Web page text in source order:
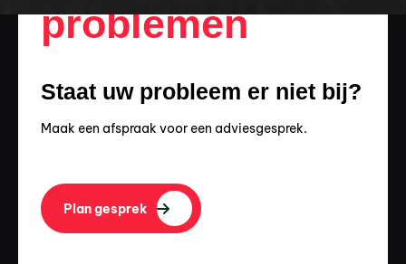
problemen
Staat uw probleem er niet bij?
Maak een afspraak voor een adviesgesprek.
Plan gesprek